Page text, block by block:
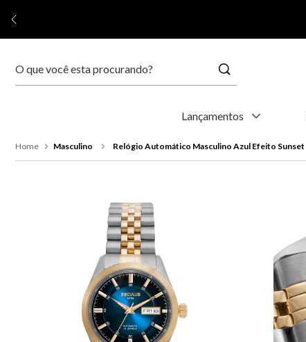
Lançamentos
Masculino Relógio Automático Masculino Azul Efeito Sunset
1 º relógio feminino
automático
dourado